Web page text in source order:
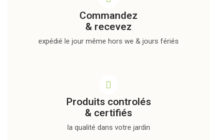
Commandez
& recevez
expédié le jour même hors we & jours fériés
Produits controlés
& certifiés
la qualité dans votre jardin